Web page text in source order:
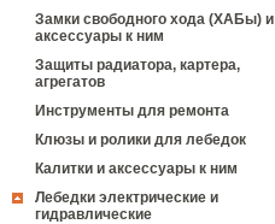
Замки свободного хода (ХАБы) и
аксессуары к ним
Защиты радиатора, картера,
агрегатов
Инструменты для ремонта
Клюзы и ролики для лебедок
Калитки и аксессуары к ним
Лебедки электрические и
гидравлические